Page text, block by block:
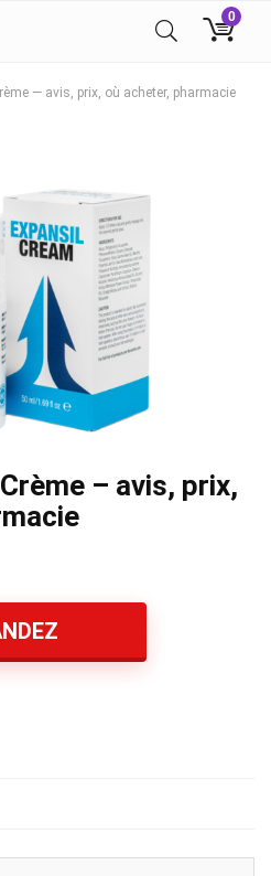
0
— avis, prix, où acheter, pharmacie
– avis, prix,